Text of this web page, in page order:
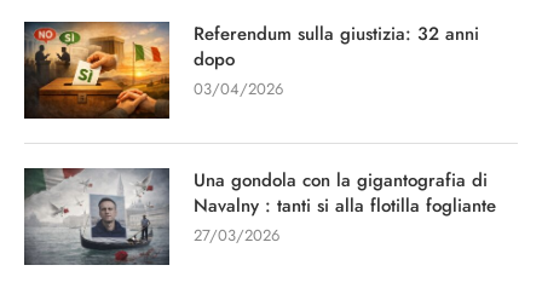
Referendum sulla giustizia: 32 anni
dopo
03/04/2026
Una gondola con la gigantografia di
Navalny : tanti si alla flotilla fogliante
27/03/2026